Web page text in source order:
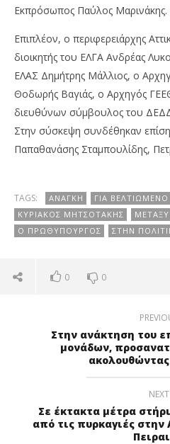
Εκπρόσωπος Παύλος Μαρινάκης.
Επιπλέον, ο περιφερειάρχης
διοικητής του ΕΛΓΑ Ανδρέας
ΕΛΑΣ Δημήτρης Μάλλιος, ο
Θοδωρής Βαγιάς, ο Αρχηγός
διευθύνων σύμβουλος του
Στην σύσκεψη συνδέθηκαν
Παπαθανάσης Σταμπουλίδης,
TAGS: ΑΝΆΓΚΗ ΓΙΑ
ΚΥΡΙΑΚΟΣ ΜΗΤΣΟΤΆΚΗΣ
Ο ΠΡΩΘΥΠΟΥΡΓΌΣ
ΣΤΗΝ
0 0
Στην ανάκτηση του
μονάδων,
ακολουθώντας
NEXT
Σε έκτακτα μέτρα
από τις πυρκαγιές